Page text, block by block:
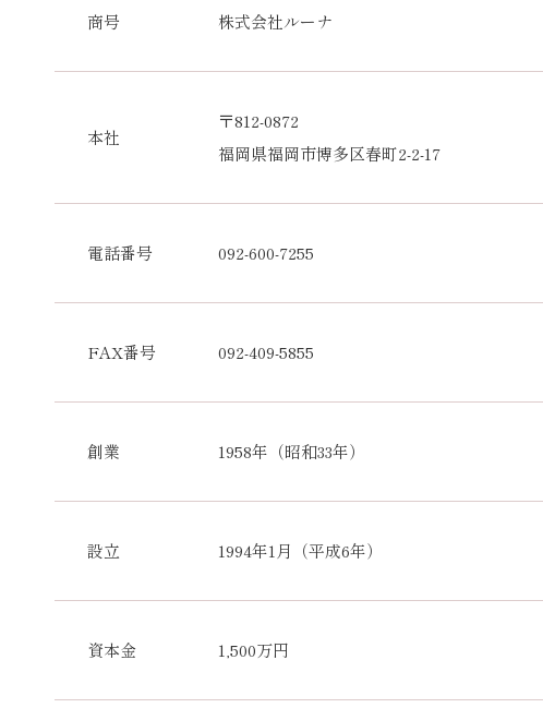
商号 株式会社ルーナ
本社
〒812-0872
福岡県福岡市博多区春町2-2-17
電話番号 092-600-7255
FAX番号 092-409-5855
創業 1958年（昭和33年）
設立 1994年1月（平成6年）
資本金 1,500万円